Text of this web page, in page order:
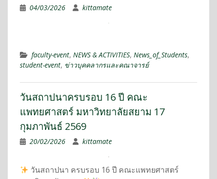
04/03/2026 kittamate
faculty-event, NEWS & ACTIVITIES, News_of_Students,
student-event, ข่าวบุคคลากรและคณาจารย์
วันสถาปนาครบรอบ 16 ปี คณะ
แพทยศาสตร์ มหาวิทยาลัยสยาม 17
กุมภาพันธ์ 2569
20/02/2026 kittamate
วันสถาปนา ครบรอบ 16 ปี คณะแพทยศาสตร์